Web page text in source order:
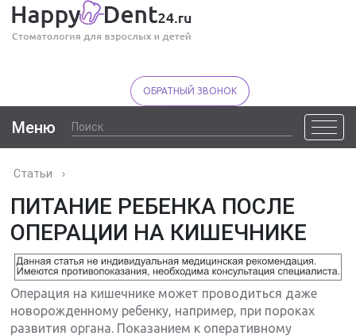
ОБРАТНЫЙ ЗВОНОК
Меню
Статьи ›
ПИТАНИЕ РЕБЕНКА ПОСЛЕ
ОПЕРАЦИИ НА КИШЕЧНИКЕ
Операция на кишечнике может проводиться даже
новорожденному ребенку, например, при пороках
развития органа. Показанием к оперативному